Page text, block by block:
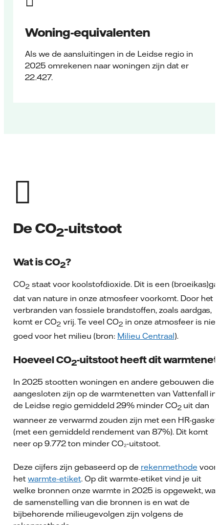
Woning-equivalenten
Als we de aansluitingen in de Leidse regio in
2025 omrekenen naar woningen zijn dat er
22.427.
De CO2-uitstoot
Wat is CO2?
CO2 staat voor koolstofdioxide. Dit is een
dat van nature in onze atmosfeer voorkomt. Door het
verbranden van fossiele brandstoffen, zoals aardgas,
komt er CO2 vrij. Te veel CO2 in onze atmosfeer is niet
goed voor het milieu (bron: Milieu Centraal).
Hoeveel CO2-uitstoot heeft dit
In 2025 stootten woningen en andere gebouwen die
aangesloten zijn op de warmtenetten van Vattenfall in
de Leidse regio gemiddeld 29% minder CO2 uit dan
wanneer ze verwarmd zouden zijn met een HR-
(met een gemiddeld rendement van 87%). Dit komt
neer op 9.772 ton minder CO₂-uitstoot.
Deze cijfers zijn gebaseerd op de rekenmethode voor
het warmte-etiket. Op dit warmte-etiket vind je uit
welke bronnen onze warmte in 2025 is opgewekt, wat
de samenstelling van die bronnen is en wat de
bijbehorende milieugevolgen zijn volgens de